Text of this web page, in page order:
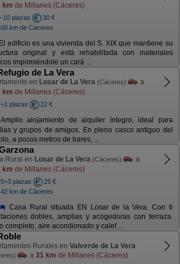
km de Millanes (Cáceres)
10 plazas
30 €
km de Cáceres
El edificio es una vivienda del S. XIX que mantiene su
original y está rehabilitada con materiales
imprimiéndole un cará ...
de La Vera
en Losar de La Vera (Cáceres)
a
km de Millanes (Cáceres)
plazas 22 €
Amplio alojamiento de alquiler íntegro, ideal para
y grupos de amigos. En pleno casco antiguo del
a pocos metros de bares, ...
Rural en Losar de La Vera (Cáceres)
a
km de Millanes (Cáceres)
plazas
25 €
km de Cáceres
Casa Rural situada EN Losar de la Vera. Con 6
dobles, amplias y acogedoras con terraza.
completo, aire acondionado y calef ...
Rurales en Valverde de La Vera
a 31 km de Millanes (Cáceres)